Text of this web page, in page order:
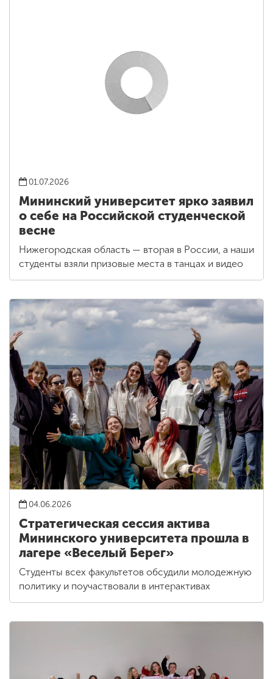
01.07.2026
Мининский университет ярко заявил
о себе на Российской студенческой
весне
Нижегородская область — вторая в России, а наши
04.06.2026
Стратегическая сессия актива
Мининского университета прошла в
лагере «Веселый Берег»
Студенты всех факультетов обсудили молодежную